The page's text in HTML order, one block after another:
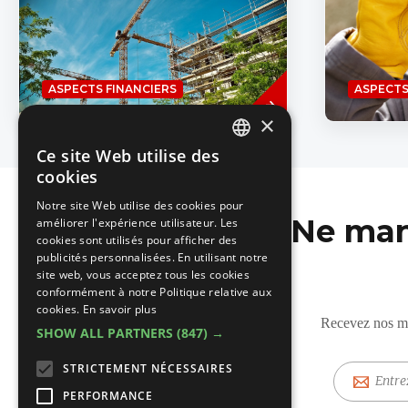
de construction ont augmenté en
moyenne de 16 %, selon une étude de
la Confédération Construction à
laquelle...
ASPECTS FINANCIERS
Savoir
plus
contient
Ne
Recevez nos
E-
mail
×
Ce site Web utilise des
cookies
Notre site Web utilise des cookies pour
améliorer l'expérience utilisateur. Les
cookies sont utilisés pour afficher des
publicités personnalisées. En utilisant notre
site web, vous acceptez tous les cookies
conformément à notre Politique relative aux
cookies. En savoir plus
SHOW ALL PARTNERS (847) →
STRICTEMENT NÉCESSAIRES
PERFORMANCE